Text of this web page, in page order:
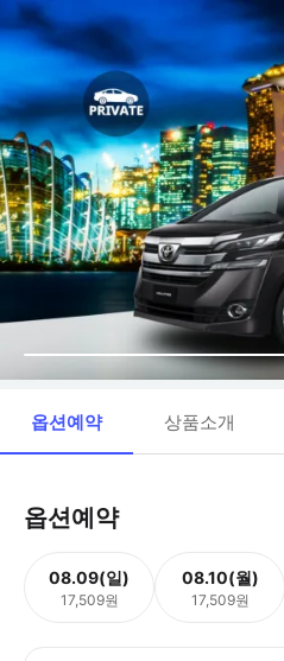
옵션예약 상품소개
옵션예약
08.09(일)
17,509원
08.10(월)
17,509원